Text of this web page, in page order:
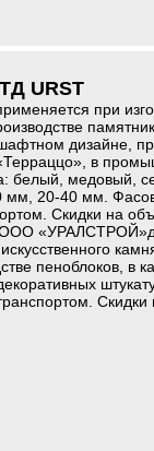
URST
при
дизайне,
в
белый, медовый,
20-40 мм.
Скидки на
пеноблоков, в